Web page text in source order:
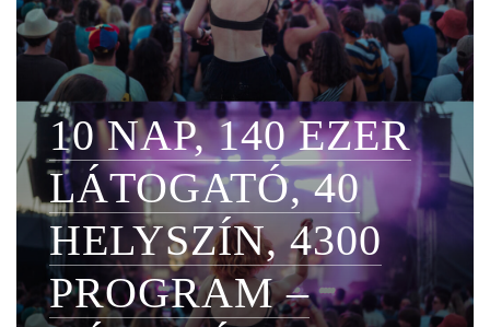
10 NAP, 140 EZER
LÁTOGATÓ, 40
HELYSZÍN, 4300
PROGRAM –